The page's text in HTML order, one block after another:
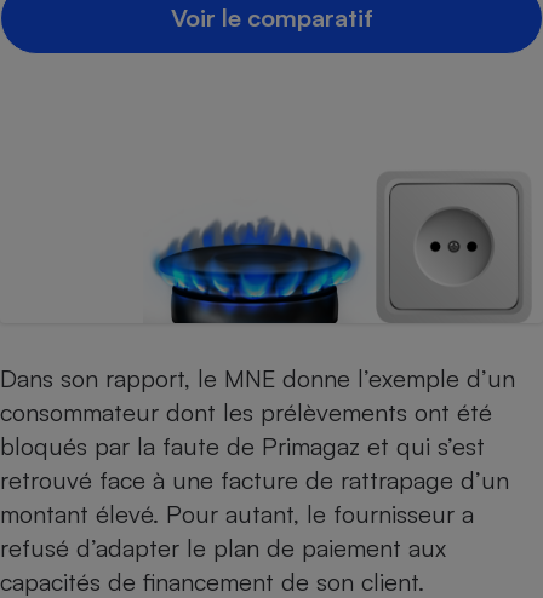
Voir le comparatif
Dans son rapport, le MNE donne l’exemple d’un
consommateur dont les prélèvements ont été
bloqués par la faute de Primagaz et qui s’est
retrouvé face à une facture de rattrapage d’un
montant élevé. Pour autant, le fournisseur a
refusé d’adapter le plan de paiement aux
capacités de financement de son client.